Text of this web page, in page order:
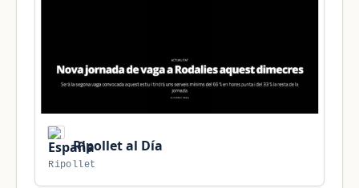
Ripollet al Día
Ripollet